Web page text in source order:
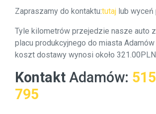
Zapraszamy do kontaktu:tutaj lub wyceń
Tyle kilometrów przejedzie nasze auto
placu produkcyjnego do miasta Adamów
koszt dostawy wynosi około
Kontakt Adamów:
795